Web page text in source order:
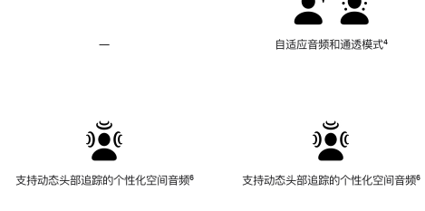
—
适
应
音
频
支持动态头部追踪的个性化空间音频脚
⁶
自适应音频和通透模式脚
⁴
支持动态头部追踪的个性化空间音频脚
⁶